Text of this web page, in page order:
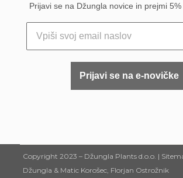
Prijavi se na Džungla novice in prejmi
Prijavi se na e-novičke
Copyright 2023 – Džungla Plants d.o.o. |
Džungla & Matic Korošec, Florjan Ostrožnik